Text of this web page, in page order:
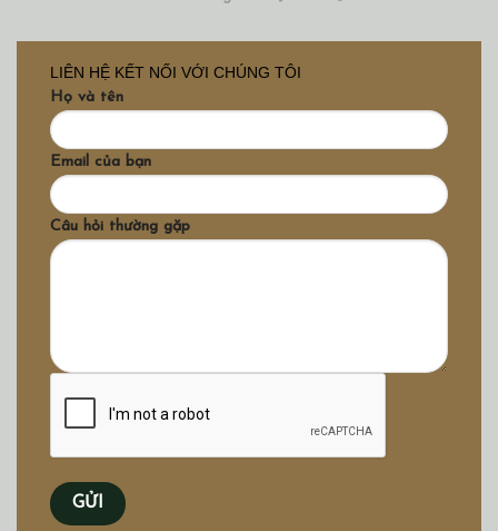
LIÊN HỆ KẾT NỐI VỚI CHÚNG TÔI
Họ và tên
Email của bạn
Câu hỏi thường gặp